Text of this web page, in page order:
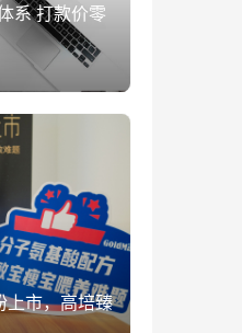
系 打款价零
上市，高培臻